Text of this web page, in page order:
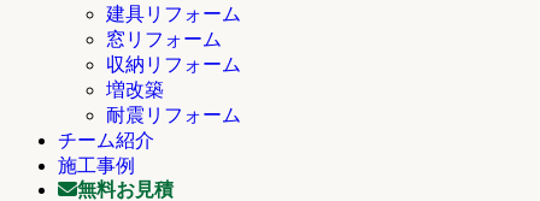
建具リフォーム
窓リフォーム
収納リフォーム
増改築
耐震リフォーム
チーム紹介
施工事例
無料お見積